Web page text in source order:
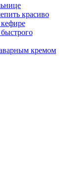
красиво
кремом